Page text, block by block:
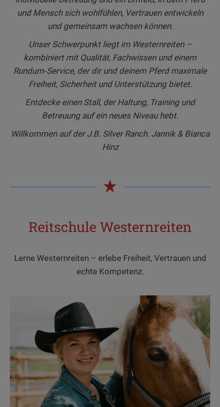
und Mensch sich wohlfühlen, Vertrauen entwickeln
und gemeinsam wachsen können.
Unser Schwerpunkt liegt im Westernreiten –
kombiniert mit Qualität, Fachwissen und einem
Rundum‑Service, der dir und deinem Pferd maximale
Freiheit, Sicherheit und Unterstützung bietet.
Entdecke einen Stall, der Haltung, Training und
Betreuung auf ein neues Niveau hebt.
Willkommen auf der J.B. Silver Ranch. Jannik & Bianca
Hinz
Reitschule Westernreiten
Lerne Westernreiten – erlebe Freiheit, Vertrauen und
echte Kompetenz.